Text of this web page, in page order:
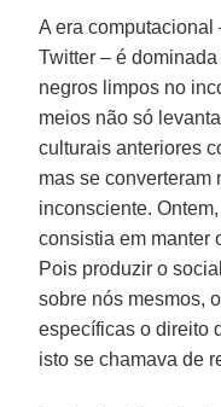
A era computacional
Twitter – é
negros limpos no
meios não só
culturais anteriores
mas se converteram
inconsciente.
consistia em manter
Pois produzir o
sobre nós mesmos,
específicas o direito
isto se chamava de